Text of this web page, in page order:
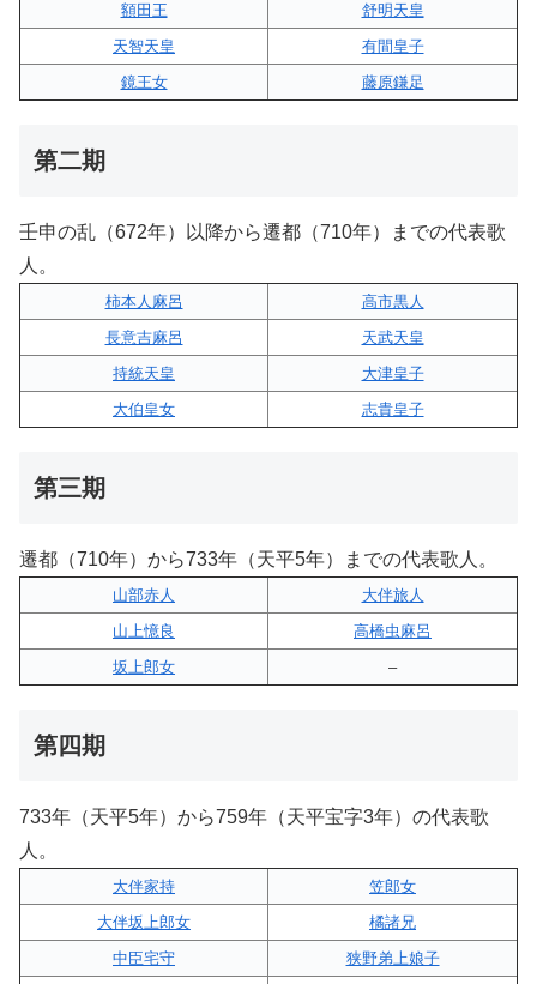
額田王
舒明天皇
天智天皇
有間皇子
鏡王女
藤原鎌足
第二期
壬申の乱（672年）以降から遷都（710年）までの代表歌
人。
柿本人麻呂
高市黒人
長意吉麻呂
天武天皇
持統天皇
大津皇子
大伯皇女
志貴皇子
第三期
遷都（710年）から733年（天平5年）までの代表歌人。
山部赤人
大伴旅人
山上憶良
高橋虫麻呂
坂上郎女
–
第四期
733年（天平5年）から759年（天平宝字3年）の代表歌
人。
大伴家持
笠郎女
大伴坂上郎女
橘諸兄
中臣宅守
狭野弟上娘子